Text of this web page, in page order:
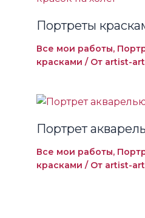
Портреты
Все мои работы,
красками / От artist-art
Портрет
Все мои работы,
красками / От artist-art